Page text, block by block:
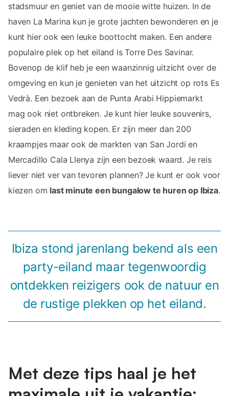
stadsmuur en geniet van de mooie witte huizen. In de
haven La Marina kun je grote jachten bewonderen en je
kunt hier ook een leuke boottocht maken. Een andere
populaire plek op het eiland is Torre Des Savinar.
Bovenop de klif heb je een waanzinnig uitzicht over de
omgeving en kun je genieten van het uitzicht op rots Es
Vedrà. Een bezoek aan de Punta Arabi Hippiemarkt
mag ook niet ontbreken. Je kunt hier leuke souvenirs,
sieraden en kleding kopen. Er zijn meer dan 200
kraampjes maar ook de markten van San Jordi en
Mercadillo Cala Llenya zijn een bezoek waard. Je reis
liever niet ver van tevoren plannen? Je kunt er ook voor
kiezen om last minute een bungalow te huren op Ibiza.
Ibiza stond jarenlang bekend als een
party-eiland maar tegenwoordig
ontdekken reizigers ook de natuur en
de rustige plekken op het eiland.
Met deze tips haal je het